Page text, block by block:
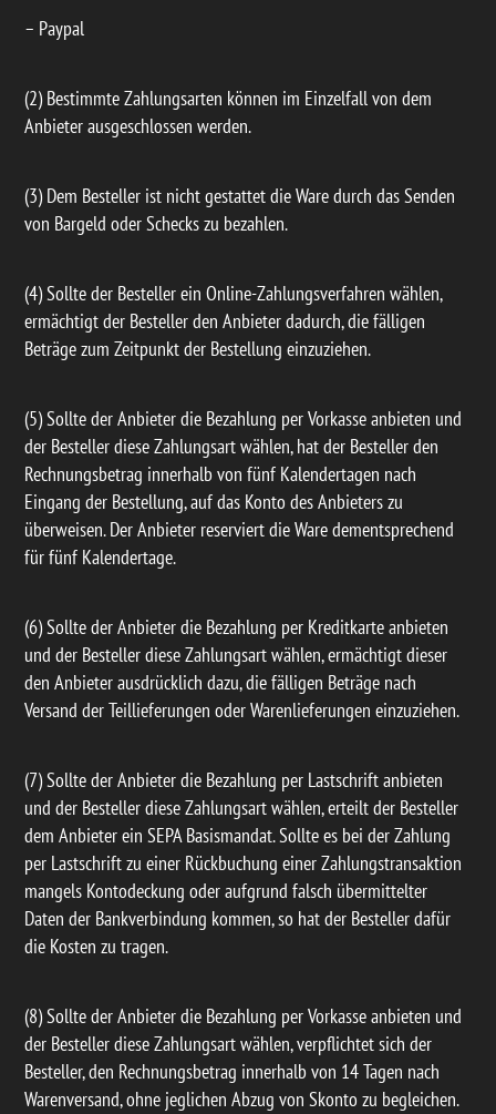
– Paypal
(2) Bestimmte Zahlungsarten können im Einzelfall von dem
Anbieter ausgeschlossen werden.
(3) Dem Besteller ist nicht gestattet die Ware durch das Senden
von Bargeld oder Schecks zu bezahlen.
(4) Sollte der Besteller ein Online-Zahlungsverfahren wählen,
ermächtigt der Besteller den Anbieter dadurch, die fälligen
Beträge zum Zeitpunkt der Bestellung einzuziehen.
(5) Sollte der Anbieter die Bezahlung per Vorkasse anbieten und
der Besteller diese Zahlungsart wählen, hat der Besteller den
Rechnungsbetrag innerhalb von fünf Kalendertagen nach
Eingang der Bestellung, auf das Konto des Anbieters zu
überweisen. Der Anbieter reserviert die Ware dementsprechend
für fünf Kalendertage.
(6) Sollte der Anbieter die Bezahlung per Kreditkarte anbieten
und der Besteller diese Zahlungsart wählen, ermächtigt dieser
den Anbieter ausdrücklich dazu, die fälligen Beträge nach
Versand der Teillieferungen oder Warenlieferungen einzuziehen.
(7) Sollte der Anbieter die Bezahlung per Lastschrift anbieten
und der Besteller diese Zahlungsart wählen, erteilt der Besteller
dem Anbieter ein SEPA Basismandat. Sollte es bei der Zahlung
per Lastschrift zu einer Rückbuchung einer Zahlungstransaktion
mangels Kontodeckung oder aufgrund falsch übermittelter
Daten der Bankverbindung kommen, so hat der Besteller dafür
die Kosten zu tragen.
(8) Sollte der Anbieter die Bezahlung per Vorkasse anbieten und
der Besteller diese Zahlungsart wählen, verpflichtet sich der
Besteller, den Rechnungsbetrag innerhalb von 14 Tagen nach
Warenversand, ohne jeglichen Abzug von Skonto zu begleichen.